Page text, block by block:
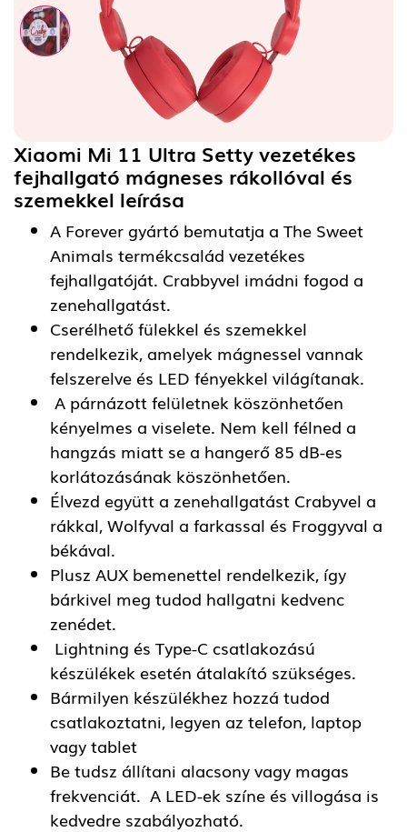
Xiaomi Mi 11 Ultra Setty vezetékes
fejhallgató mágneses rákollóval és
szemekkel leírása
A Forever gyártó bemutatja a The Sweet
Animals termékcsalád vezetékes
fejhallgatóját. Crabbyvel imádni fogod a
zenehallgatást.
Cserélhető fülekkel és szemekkel
rendelkezik, amelyek mágnessel vannak
felszerelve és LED fényekkel világítanak.
A párnázott felületnek köszönhetően
kényelmes a viselete. Nem kell félned a
hangzás miatt se a hangerő 85 dB-es
korlátozásának köszönhetően.
Élvezd együtt a zenehallgatást Crabyvel a
rákkal, Wolfyval a farkassal és Froggyval a
békával.
Plusz AUX bemenettel rendelkezik, így
bárkivel meg tudod hallgatni kedvenc
zenédet.
Lightning és Type-C csatlakozású
készülékek esetén átalakító szükséges.
Bármilyen készülékhez hozzá tudod
csatlakoztatni, legyen az telefon, laptop
vagy tablet
Be tudsz állítani alacsony vagy magas
frekvenciát. A LED-ek színe és villogása is
kedvedre szabályozható.